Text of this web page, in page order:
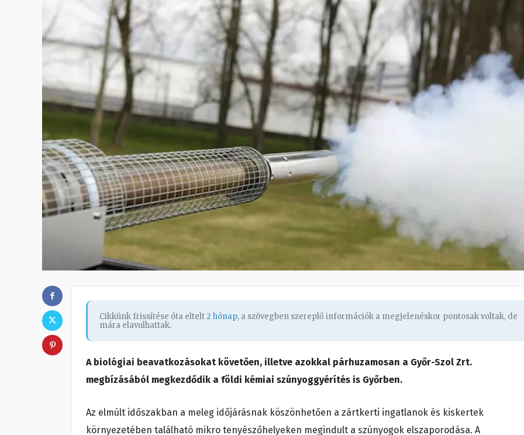
Cikkünk frissítése óta eltelt2 hónap, a szövegben szereplő információk a megjelenéskor pontosak voltak, de
mára elavulhattak.
A biológiai beavatkozásokat követően, illetve azokkal párhuzamosan a Győr-Szol Zrt.
megbízásából megkezdődik a földi kémiai szúnyoggyérítés is Győrben.
Az elmúlt időszakban a meleg időjárásnak köszönhetően a zártkerti ingatlanok és kiskertek
környezetében található mikro tenyészőhelyeken megindult a szúnyogok elszaporodása. A